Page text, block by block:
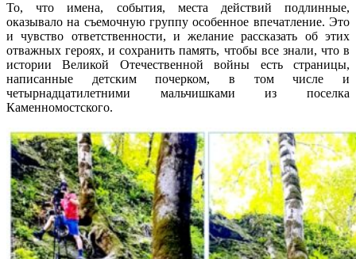
То, что имена, события, места действий подлинные,
оказывало на съемочную группу особенное впечатление. Это
и чувство ответственности, и желание рассказать об этих
отважных героях, и сохранить память, чтобы все знали, что в
истории Великой Отечественной войны есть страницы,
написанные детским почерком, в том числе и
четырнадцатилетними мальчишками из поселка
Каменномостского.